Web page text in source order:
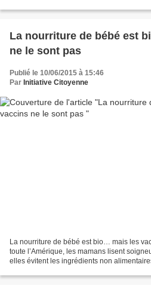
La nourriture de bébé est
ne le sont pas
Publié le 10/06/2015 à 15:46
Par Initiative Citoyenne
La nourriture de bébé est bio… mais les
toute l’Amérique, les mamans lisent
elles évitent les ingrédients non